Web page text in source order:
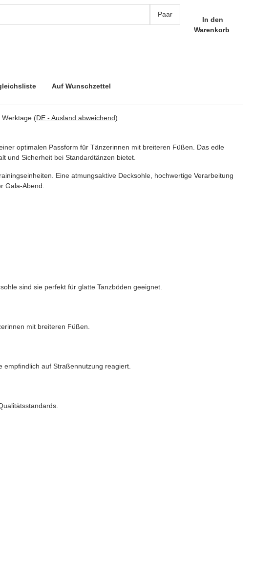
Auf Wunschzettel
Paar
In den
Warenkorb
Werktage (DE - Ausland abweichend)
optimalen Passform für Tänzerinnen mit breiteren Füßen. Das edle
und Sicherheit bei Standardtänzen bietet.
Eine atmungsaktive Decksohle, hochwertige Verarbeitung
Gala-Abend.
sind sie perfekt für glatte Tanzböden geeignet.
mit breiteren Füßen.
auf Straßennutzung reagiert.